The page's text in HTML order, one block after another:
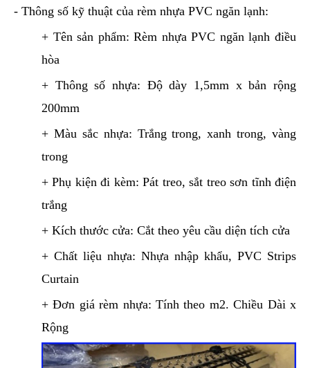
- Thông số kỹ thuật của rèm nhựa PVC ngăn lạnh:
+ Tên sản phẩm: Rèm nhựa PVC ngăn lạnh điều
hòa
+ Thông số nhựa: Độ dày 1,5mm x bản rộng
200mm
+ Màu sắc nhựa: Trắng trong, xanh trong, vàng
trong
+ Phụ kiện đi kèm: Pát treo, sắt treo sơn tĩnh điện
trắng
+ Kích thước cửa: Cắt theo yêu cầu diện tích cửa
+ Chất liệu nhựa: Nhựa nhập khẩu, PVC Strips
Curtain
+ Đơn giá rèm nhựa: Tính theo m2. Chiều Dài x
Rộng